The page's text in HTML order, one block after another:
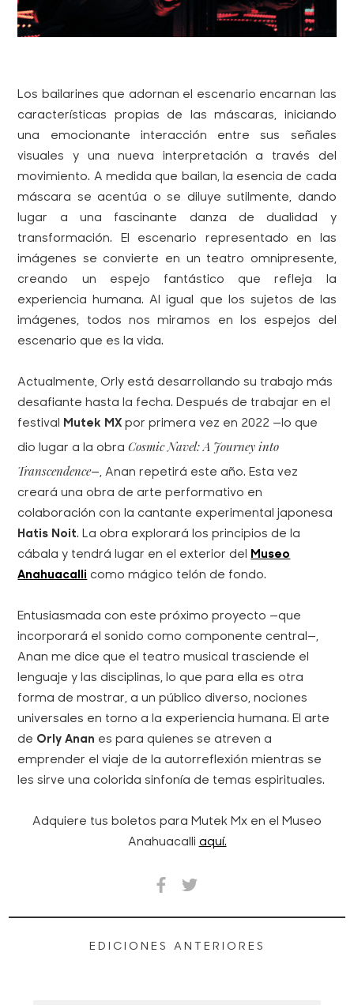
Los bailarines que adornan el escenario encarnan las
características propias de las máscaras, iniciando
una emocionante interacción entre sus señales
visuales y una nueva interpretación a través del
movimiento. A medida que bailan, la esencia de cada
máscara se acentúa o se diluye sutilmente, dando
lugar a una fascinante danza de dualidad y
transformación. El escenario representado en las
imágenes se convierte en un teatro omnipresente,
creando un espejo fantástico que refleja la
experiencia humana. Al igual que los sujetos de las
imágenes, todos nos miramos en los espejos del
escenario que es la vida.
Actualmente, Orly está desarrollando su trabajo más
desafiante hasta la fecha. Después de trabajar en el
festival
Mutek MX por primera vez en 2022 —lo que
dio lugar a la obra Cosmic Navel: A Journey into
Transcendence—, Anan repetirá este año. Esta vez
creará una obra de arte performativo en
colaboración con la cantante experimental japonesa
Hatis Noit. La obra explorará los principios de la
cábala y tendrá lugar en el exterior del
Museo
Anahuacalli como mágico telón de fondo.
Entusiasmada con este próximo proyecto —que
incorporará el sonido como componente central—,
Anan me dice que el teatro musical trasciende el
lenguaje y las disciplinas, lo que para ella es otra
forma de mostrar, a un público diverso, nociones
universales en torno a la experiencia humana. El arte
de Orly Anan es para quienes se atreven a
emprender el viaje de la autorreflexión mientras se
les sirve una colorida sinfonía de temas espirituales.
Adquiere tus boletos para Mutek Mx en el Museo
Anahuacalli aquí.
EDICIONES ANTERIORES